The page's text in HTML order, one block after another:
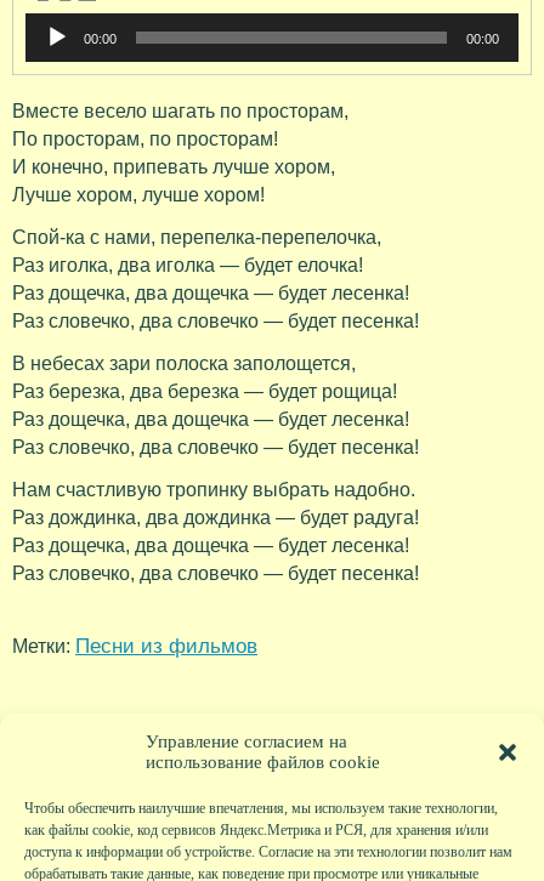
Управление согласием на
использование файлов cookie
Чтобы обеспечить наилучшие впечатления, мы используем такие технологии,
как файлы cookie, код сервисов Яндекс.Метрика и РСЯ, для хранения и/или
доступа к информации об устройстве. Согласие на эти технологии позволит нам
обрабатывать такие данные, как поведение при просмотре или уникальные
Аудиоплеер
00:00 00:00
Вместе весело шагать по просторам,
По просторам, по просторам!
И конечно, припевать лучше хором,
Лучше хором, лучше хором!
Спой-ка с нами, перепелка-перепелочка,
Раз иголка, два иголка — будет елочка!
Раз дощечка, два дощечка — будет лесенка!
Раз словечко, два словечко — будет песенка!
В небесах зари полоска заполощется,
Раз березка, два березка — будет рощица!
Раз дощечка, два дощечка — будет лесенка!
Раз словечко, два словечко — будет песенка!
Нам счастливую тропинку выбрать надобно.
Раз дождинка, два дождинка — будет радуга!
Раз дощечка, два дощечка — будет лесенка!
Раз словечко, два словечко — будет песенка!
Метки: Песни из фильмов